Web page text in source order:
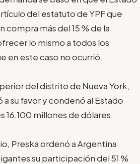
del estatuto de YPF que
compra más del 15 % de la
lo mismo a todos los
en este caso no ocurrió.
del distrito de Nueva York,
su favor y condenó al Estado
16.100 millones de dólares.
Preska ordenó a Argentina
su participación del 51 %